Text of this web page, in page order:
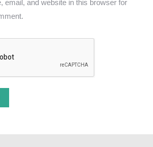
email, and website in this browser for